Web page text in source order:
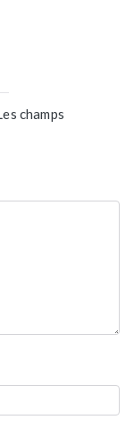
champs